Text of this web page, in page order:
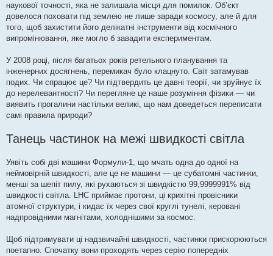
наукової точності, яка не залишала місця для помилок. Об’єкт
довелося поховати під землею не лише заради космосу, але й для
того, щоб захистити його делікатні інструменти від космічного
випромінювання, яке могло б завадити експериментам.
У 2008 році, після багатьох років ретельного планування та
інженерних досягнень, перемикач було клацнуто. Світ затамував
подих. Чи спрацює це? Чи підтвердить це давні теорії, чи зруйнує їх
до нерелевантності? Чи перегляне це наше розуміння фізики — чи
виявить прогалини настільки великі, що нам доведеться переписати
самі правила природи?
Танець частинок на межі швидкості світла
Уявіть собі дві машини Формули-1, що мчать одна до одної на
неймовірній швидкості, але це не машини — це субатомні частинки,
менші за шепіт пилу, які рухаються зі швидкістю 99,9999991% від
швидкості світла. LHC приймає протони, ці крихітні провісники
атомної структури, і кидає їх через свої круглі тунелі, керовані
надпровідними магнітами, холоднішими за космос.
Щоб підтримувати ці надзвичайні швидкості, частинки прискорюються
поетапно. Спочатку вони проходять через серію попередніх